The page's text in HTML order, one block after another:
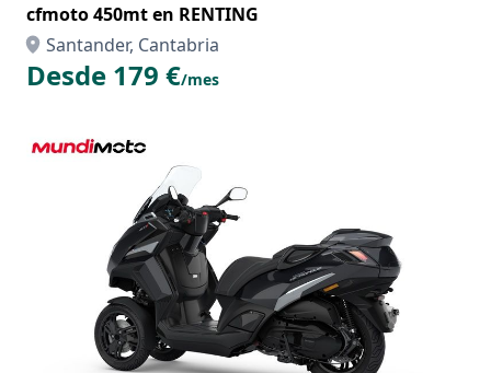
cfmoto 450mt en RENTING
Santander, Cantabria
Desde 179 €/mes